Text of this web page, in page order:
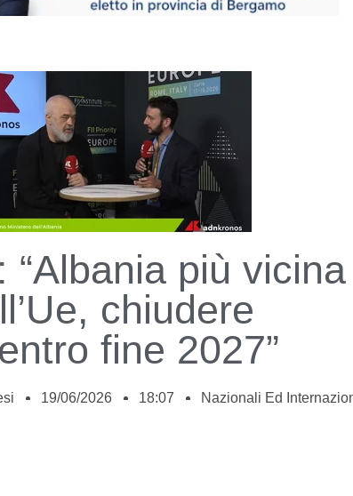
“Albania più vicina
chiudere
fine 2027”
19/06/2026 18:07 Nazionali Ed